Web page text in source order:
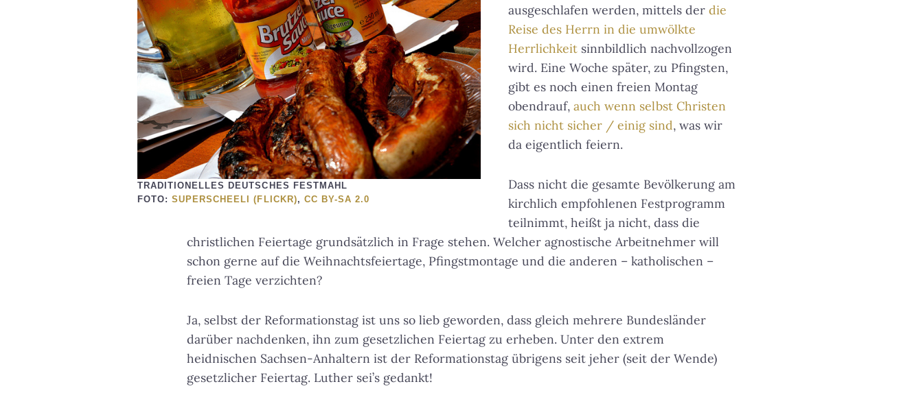
TRADITIONELLES DEUTSCHES FESTMAHL
FOTO:SUPERSCHEELI (FLICKR), CC BY-SA 2.0
ausgeschlafen werden, mittels der die
Reise des Herrn in die umwölkte
Herrlichkeit sinnbildlich nachvollzogen
wird. Eine Woche später, zu Pfingsten,
gibt es noch einen freien Montag
obendrauf, auch wenn selbst Christen
sich nicht sicher / einig sind, was wir
da eigentlich feiern.
Dass nicht die gesamte Bevölkerung am
kirchlich empfohlenen Festprogramm
teilnimmt, heißt ja nicht, dass die
christlichen Feiertage grundsätzlich in Frage stehen. Welcher agnostische Arbeitnehmer will
schon gerne auf die Weihnachtsfeiertage, Pfingstmontage und die anderen – katholischen –
freien Tage verzichten?
Ja, selbst der Reformationstag ist uns so lieb geworden, dass gleich mehrere Bundesländer
darüber nachdenken, ihn zum gesetzlichen Feiertag zu erheben. Unter den extrem
heidnischen Sachsen-Anhaltern ist der Reformationstag übrigens seit jeher (seit der Wende)
gesetzlicher Feiertag. Luther sei’s gedankt!